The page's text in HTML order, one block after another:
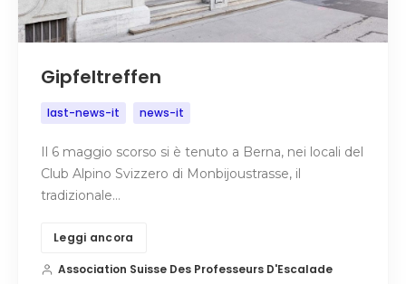
Gipfeltreffen
last-news-it news-it
Il 6 maggio scorso si è tenuto a Berna, nei locali del
Club Alpino Svizzero di Monbijoustrasse, il
tradizionale…
Leggi ancora
Association Suisse Des Professeurs D'Escalade